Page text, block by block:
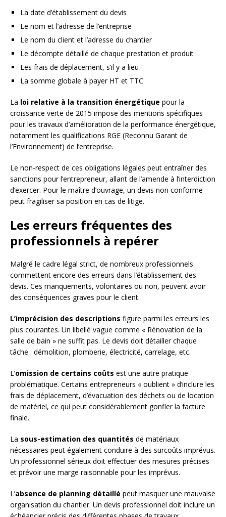
La date d’établissement du devis
Le nom et l’adresse de l’entreprise
Le nom du client et l’adresse du chantier
Le décompte détaillé de chaque prestation et produit
Les frais de déplacement, s’il y a lieu
La somme globale à payer HT et TTC
La loi relative à la transition énergétique pour la
croissance verte de 2015 impose des mentions spécifiques
pour les travaux d’amélioration de la performance énergétique,
notamment les qualifications RGE (Reconnu Garant de
l’Environnement) de l’entreprise.
Le non-respect de ces obligations légales peut entraîner des
sanctions pour l’entrepreneur, allant de l’amende à l’interdiction
d’exercer. Pour le maître d’ouvrage, un devis non conforme
peut fragiliser sa position en cas de litige.
Les erreurs fréquentes des
professionnels à repérer
Malgré le cadre légal strict, de nombreux professionnels
commettent encore des erreurs dans l’établissement des
devis. Ces manquements, volontaires ou non, peuvent avoir
des conséquences graves pour le client.
L’imprécision des descriptions figure parmi les erreurs les
plus courantes. Un libellé vague comme « Rénovation de la
salle de bain » ne suffit pas. Le devis doit détailler chaque
tâche : démolition, plomberie, électricité, carrelage, etc.
L’omission de certains coûts est une autre pratique
problématique. Certains entrepreneurs « oublient » d’inclure les
frais de déplacement, d’évacuation des déchets ou de location
de matériel, ce qui peut considérablement gonfler la facture
finale.
La sous-estimation des quantités de matériaux
nécessaires peut également conduire à des surcoûts imprévus.
Un professionnel sérieux doit effectuer des mesures précises
et prévoir une marge raisonnable pour les imprévus.
L’absence de planning détaillé peut masquer une mauvaise
organisation du chantier. Un devis professionnel doit inclure un